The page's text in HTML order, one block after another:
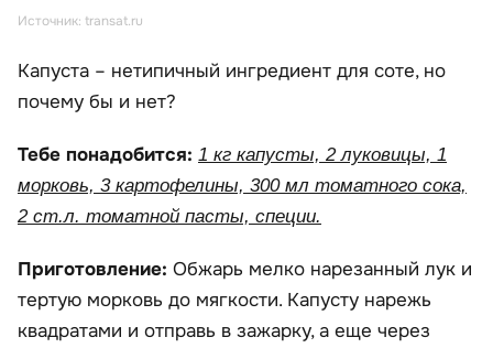
Источник: transat.ru
Капуста – нетипичный ингредиент для соте, но
почему бы и нет?
Тебе понадобится: 1 кг капусты, 2 луковицы, 1
морковь, 3 картофелины, 300 мл томатного сока,
2 ст.л. томатной пасты, специи.
Приготовление: Обжарь мелко нарезанный лук и
тертую морковь до мягкости. Капусту нарежь
квадратами и отправь в зажарку, а еще через